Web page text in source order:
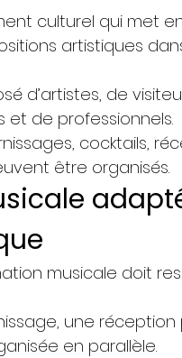
culturel qui met
artistiques
d’artistes, de
et de professionnels.
cocktails,
être organisés.
musicale doit
une réception
en parallèle.